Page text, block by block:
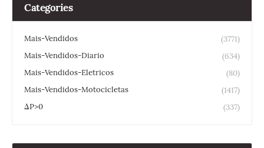
Categories
Mais-Vendidos
(3771)
Mais-Vendidos-Diario
(634)
Mais-Vendidos-Eletricos
(80)
Mais-Vendidos-Motocicletas
(1417)
ΔP>0
(337)